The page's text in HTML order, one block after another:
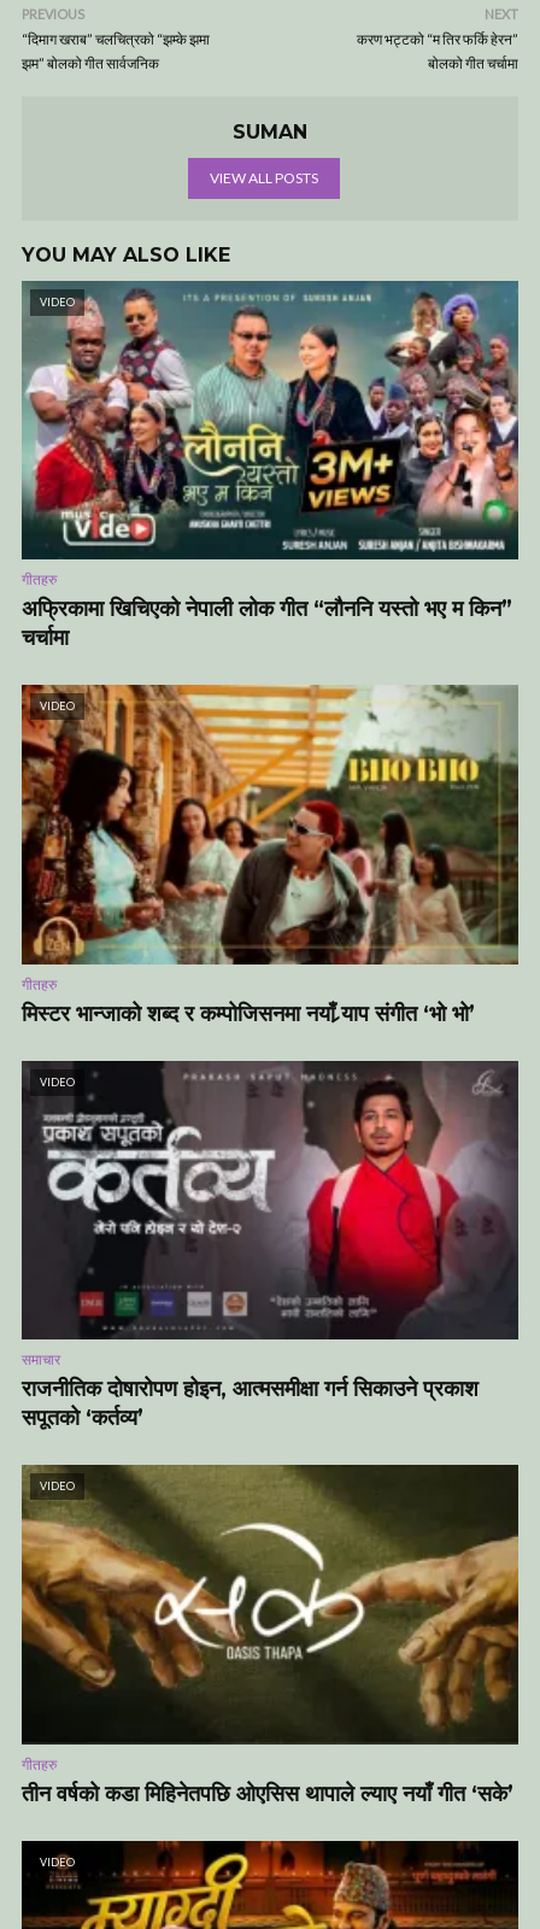
PREVIOUS
“दिमाग खराब” चलचित्रको “झम्के झमा
झम” बोलको गीत सार्वजनिक
NEXT
करण भट्टको “म तिर फर्कि हेरन”
बोलको गीत चर्चामा
SUMAN
VIEW ALL POSTS
YOU MAY ALSO LIKE
VIDEO
गीतहरु
अफ्रिकामा खिचिएको नेपाली लोक गीत “लौननि यस्तो भए म किन”
चर्चामा
VIDEO
गीतहरु
मिस्टर भान्जाको शब्द र कम्पोजिसनमा नयाँ र्‍याप संगीत ‘भो भो’
VIDEO
समाचार
राजनीतिक दोषारोपण होइन, आत्मसमीक्षा गर्न सिकाउने प्रकाश
सपूतको ‘कर्तव्य’
VIDEO
गीतहरु
तीन वर्षको कडा मिहिनेतपछि ओएसिस थापाले ल्याए नयाँ गीत ‘सके’
VIDEO